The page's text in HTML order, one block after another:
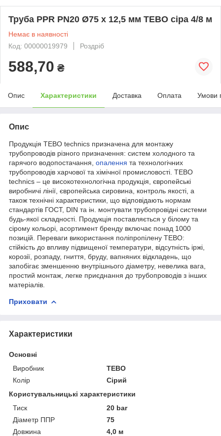
Труба PPR PN20 Ø75 х 12,5 мм TEBO сіра 4/8 м
Немає в наявності
Код: 00000019979
Роздріб
588,70 ₴
Опис Характеристики Доставка Оплата Умови
Опис
Продукція ТЕВО technics призначена для монтажу
трубопроводів різного призначення: систем холодного та
гарячого водопостачання, опалення та технологічних
трубопроводів харчової та хімічної промисловості. ТЕВО
technics – це високотехнологічна продукція, європейські
виробничі лінії, європейська сировина, контроль якості, а
також технічні характеристики, що відповідають нормам
стандартів ГОСТ, DIN та ін. монтувати трубопровідні системи
будь-якої складності. Продукція поставляється у білому та
сірому кольорі, асортимент бренду включає понад 1000
позицій. Переваги використання поліпропілену ТЕВО:
стійкість до впливу підвищеної температури, відсутність іржі,
корозії, розпаду, гниття, бруду, вапняних відкладень, що
запобігає зменшенню внутрішнього діаметру, невелика вага,
простий монтаж, легке приєднання до трубопроводів з інших
матеріалів.
Приховати
Характеристики
Основні
Виробник
ТЕВО
Колір
Сірий
Користувальницькі характеристики
Тиск
20 bar
Діаметр ППР
75
Довжина
4,0 м